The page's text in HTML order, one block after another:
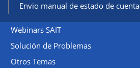
Envio manual de estado de cuenta
Webinars SAIT
Solución de Problemas
Otros Temas